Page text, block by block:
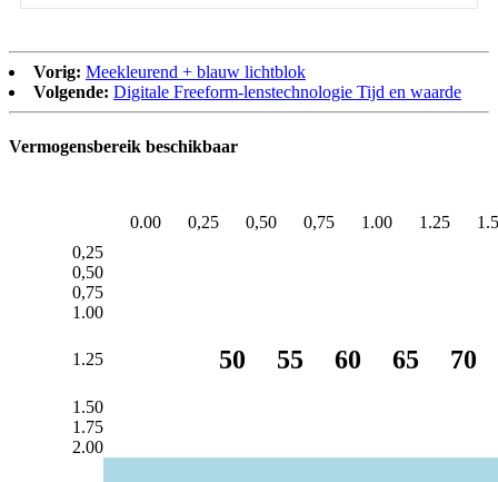
Vorig: Meekleurend + blauw lichtblok
Volgende: Digitale Freeform-lenstechnologie Tijd en waarde
Vermogensbereik beschikbaar
0.00 0,25 0,50 0,75 1.00 1.25
0,25
0,50
0,75
1.00
1.25 50 55 60 65 70
1.50
1.75
2.00